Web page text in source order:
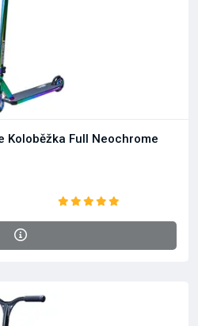
Koloběžka Full Neochrome